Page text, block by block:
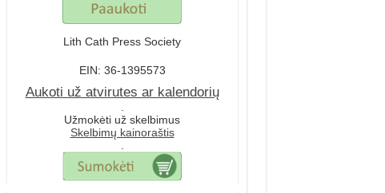
Lith Cath Press Society
EIN: 36-1395573
Aukoti už atvirutes ar kalendorių
.
Užmokėti už skelbimus
Skelbimų kainoraštis
.